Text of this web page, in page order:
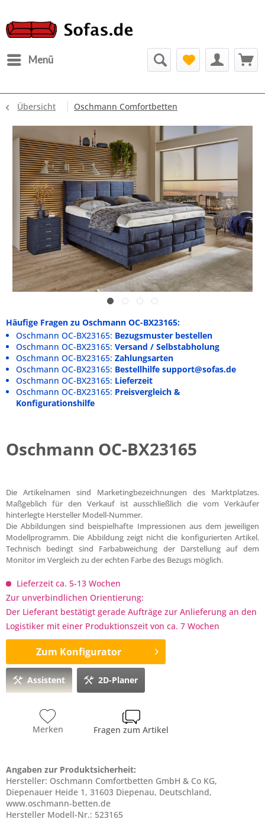
Menü
Übersicht Oschmann Comfortbetten
Häufige Fragen zu Oschmann OC-BX23165:
Oschmann OC-BX23165: Bezugsmuster bestellen
Oschmann OC-BX23165: Versand / Selbstabholung
Oschmann OC-BX23165: Zahlungsarten
Oschmann OC-BX23165: Bestellhilfe support@sofas.de
Oschmann OC-BX23165: Lieferzeit
Oschmann OC-BX23165: Preisvergleich &
Konfigurationshilfe
Oschmann OC-BX23165
Die Artikelnamen sind Marketingbezeichnungen des Marktplatzes.
Maßgeblich für den Verkauf ist ausschließlich die vom Verkäufer
hinterlegte Hersteller Modell-Nummer.
Die Abbildungen sind beispielhafte Impressionen aus dem jeweiligen
Modellprogramm. Die Abbildung zeigt nicht die konfigurierten Artikel.
Technisch bedingt sind Farbabweichung der Darstellung auf dem
Monitor im Vergleich zu der echten Farbe des Bezugs möglich.
Lieferzeit ca. 5-13 Wochen
Zur unverbindlichen Orientierung:
Der Lieferant bestätigt gerade Aufträge zur Anlieferung an den
Logistiker mit einer Produktionszeit von ca. 7 Wochen
Zum Konfigurator
Assistent 2D-Planer
Merken Fragen zum Artikel
Angaben zur Produktsicherheit:
Hersteller: Oschmann Comfortbetten GmbH & Co KG,
Diepenauer Heide 1, 31603 Diepenau, Deutschland,
www.oschmann-betten.de
Hersteller Modell-Nr.: 523165